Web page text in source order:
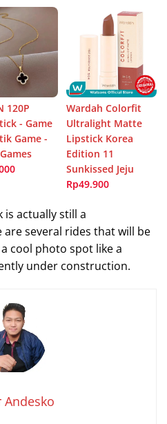
120P
- Game
Game -
Wardah Colorfit
Ultralight Matte
Lipstick Korea
Edition 11
Sunkissed Jeju
Rp49.900
is actually still a
several rides that will be
cool photo spot like a
under construction.
Andesko